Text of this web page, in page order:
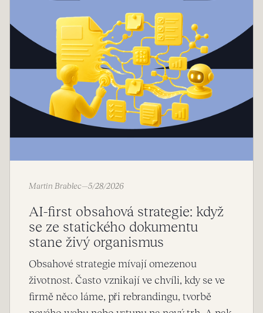
Martin Brablec—5/28/2026
AI-first obsahová strategie: když
se ze statického dokumentu
stane živý organismus
Obsahové strategie mívají omezenou
životnost. Často vznikají ve chvíli, kdy se ve
firmě něco láme, při rebrandingu, tvorbě